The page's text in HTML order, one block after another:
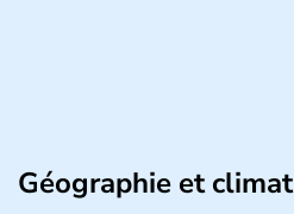
Géographie et climat